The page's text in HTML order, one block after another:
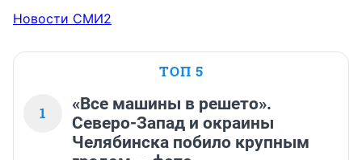
Новости СМИ2
ТОП 5
1
«Все машины в решето».
Северо-Запад и окраины
Челябинска побило крупным